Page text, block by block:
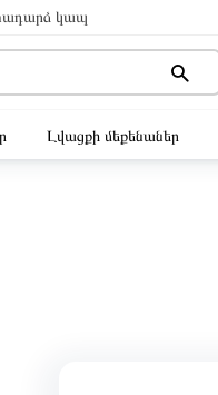
կապ
Լվացքի մեքենաներ